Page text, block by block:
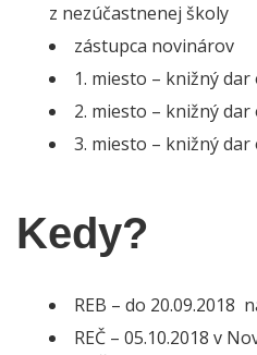
z nezúčastnenej školy
zástupca novinárov
1. miesto – knižný
2. miesto – knižný
3. miesto – knižný
Kedy?
REB – do 20.09.2018
REČ – 05.10.2018 v